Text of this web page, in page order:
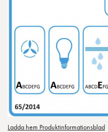
Ladda hem Produktinformationsblad